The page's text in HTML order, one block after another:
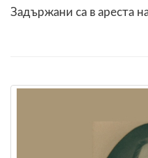
Задържани са в ареста